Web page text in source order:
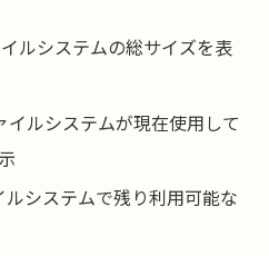
イルシステムの総サイズを表
イルシステムが現在使用して
ルシステムで残り利用可能な